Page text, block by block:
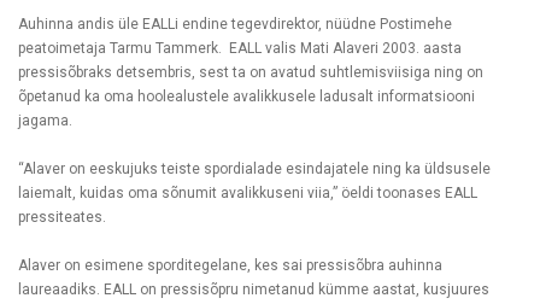
Auhinna andis üle EALLi endine tegevdirektor, nüüdne Postimehe
peatoimetaja Tarmu Tammerk. EALL valis Mati Alaveri 2003. aasta
pressisõbraks detsembris, sest ta on avatud suhtlemisviisiga ning on
õpetanud ka oma hoolealustele avalikkusele ladusalt informatsiooni
jagama.
“Alaver on eeskujuks teiste spordialade esindajatele ning ka üldsusele
laiemalt, kuidas oma sõnumit avalikkuseni viia,” öeldi toonases EALL
pressiteates.
Alaver on esimene sporditegelane, kes sai pressisõbra auhinna
laureaadiks. EALL on pressisõpru nimetanud kümme aastat, kusjuures